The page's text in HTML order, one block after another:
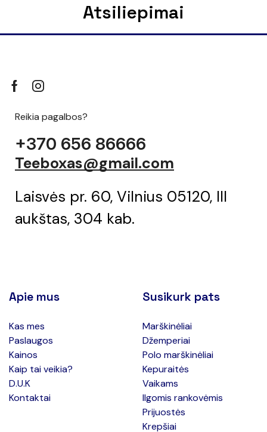
Atsiliepimai
Reikia pagalbos?
+370 656 86666
Teeboxas@gmail.com
Laisvės pr. 60, Vilnius 05120, III
aukštas, 304 kab.
Apie mus
Kas mes
Paslaugos
Kainos
Kaip tai veikia?
D.U.K
Kontaktai
Susikurk pats
Marškinėliai
Džemperiai
Polo marškinėliai
Kepuraitės
Vaikams
Ilgomis rankovėmis
Prijuostės
Krepšiai